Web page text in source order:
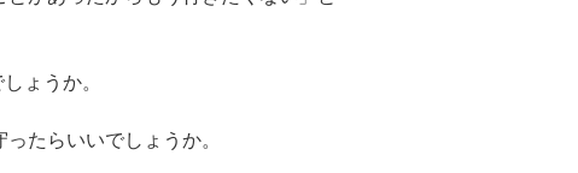
ょうか。
たらいいでしょうか。